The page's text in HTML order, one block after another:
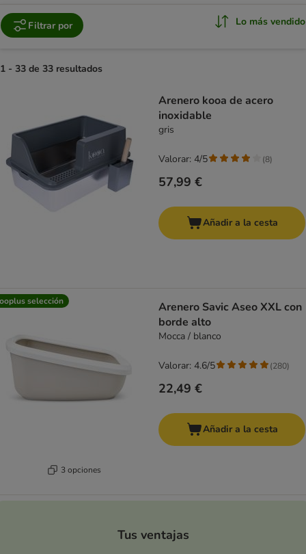
Filtrar por Lo más vendido
1 - 33 de 33 resultados
Arenero kooa de acero
inoxidable
gris
57,99 €
Valorar: 4/5 (8)
Añadir a la cesta
selección
3 opciones
Arenero Savic Aseo XXL con
borde alto
Mocca / blanco
22,49 €
Valorar: 4.6/5 (280)
Añadir a la cesta
Tus ventajas